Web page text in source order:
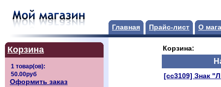
Главная Прайс-лист О
Корзина
Оформить заказ
Корзина:
[сс3109] Знак